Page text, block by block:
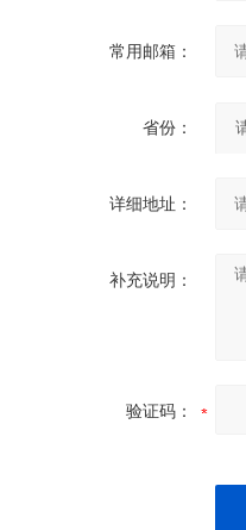
常用邮箱：
省份：
详细地址：
补充说明：
验证码：